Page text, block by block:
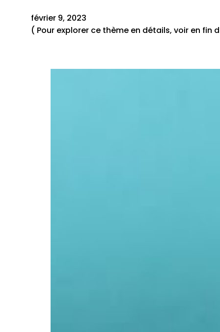
février 9, 2023
( Pour explorer ce thème en détails, voir en fin